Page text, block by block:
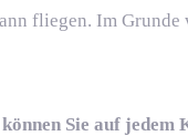
fliegen. Im Grunde
Sie auf